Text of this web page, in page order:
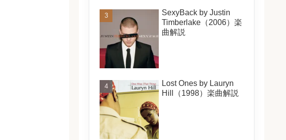
SexyBack by Justin
Timberlake（2006）楽
曲解説
Lost Ones by Lauryn
Hill（1998）楽曲解説